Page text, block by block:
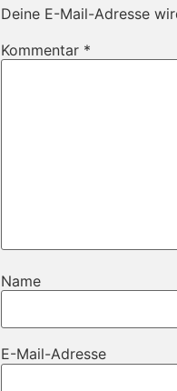
Deine E-Mail-Adresse
Kommentar *
Name
E-Mail-Adresse